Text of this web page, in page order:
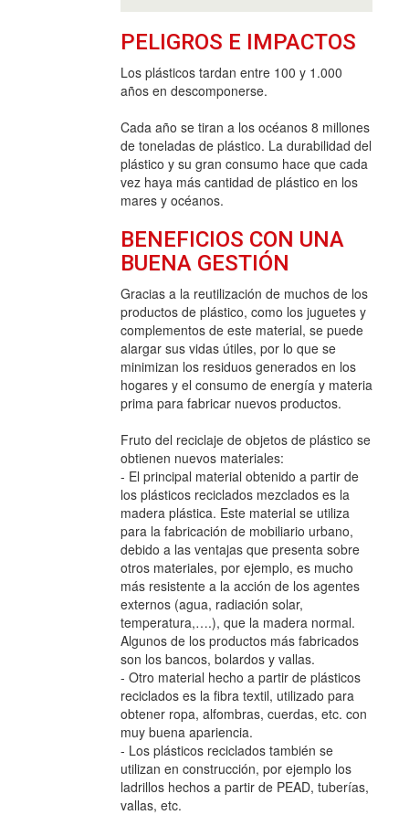
PELIGROS E IMPACTOS
Los plásticos tardan entre 100 y 1.000
años en descomponerse.
Cada año se tiran a los océanos 8 millones
de toneladas de plástico. La durabilidad del
plástico y su gran consumo hace que cada
vez haya más cantidad de plástico en los
mares y océanos.
BENEFICIOS CON UNA
BUENA GESTIÓN
Gracias a la reutilización de muchos de los
productos de plástico, como los juguetes y
complementos de este material, se puede
alargar sus vidas útiles, por lo que se
minimizan los residuos generados en los
hogares y el consumo de energía y materia
prima para fabricar nuevos productos.
Fruto del reciclaje de objetos de plástico se
obtienen nuevos materiales:
- El principal material obtenido a partir de
los plásticos reciclados mezclados es la
madera plástica. Este material se utiliza
para la fabricación de mobiliario urbano,
debido a las ventajas que presenta sobre
otros materiales, por ejemplo, es mucho
más resistente a la acción de los agentes
externos (agua, radiación solar,
temperatura,….), que la madera normal.
Algunos de los productos más fabricados
son los bancos, bolardos y vallas.
- Otro material hecho a partir de plásticos
reciclados es la fibra textil, utilizado para
obtener ropa, alfombras, cuerdas, etc. con
muy buena apariencia.
- Los plásticos reciclados también se
utilizan en construcción, por ejemplo los
ladrillos hechos a partir de PEAD, tuberías,
vallas, etc.